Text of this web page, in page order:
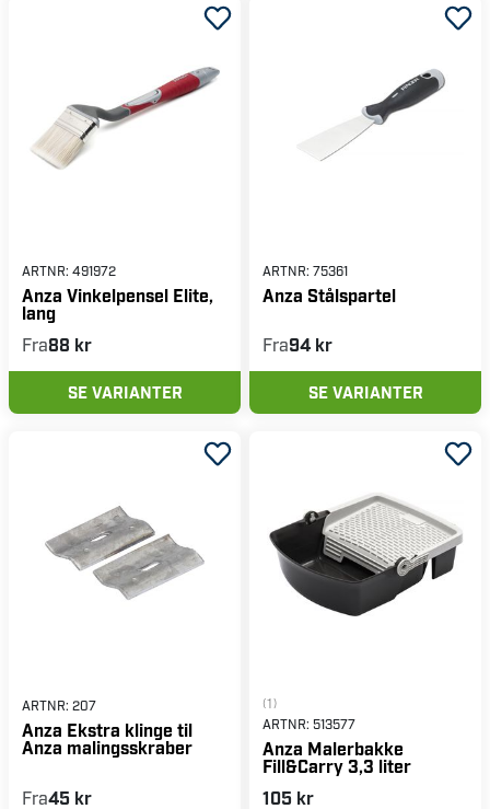
ARTNR: 491972
Anza Vinkelpensel Elite,
lang
Fra88 kr
SE VARIANTER
ARTNR: 75361
Anza Stålspartel
Fra94 kr
SE VARIANTER
ARTNR: 207
Anza Ekstra klinge til
Anza malingsskraber
Fra45 kr
(1)
ARTNR: 513577
Anza Malerbakke
Fill&Carry 3,3 liter
105 kr